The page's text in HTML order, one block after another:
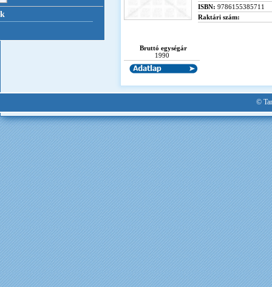
ISBN: 9786155385711
Raktári szám:
Bruttó egységár
1990
©